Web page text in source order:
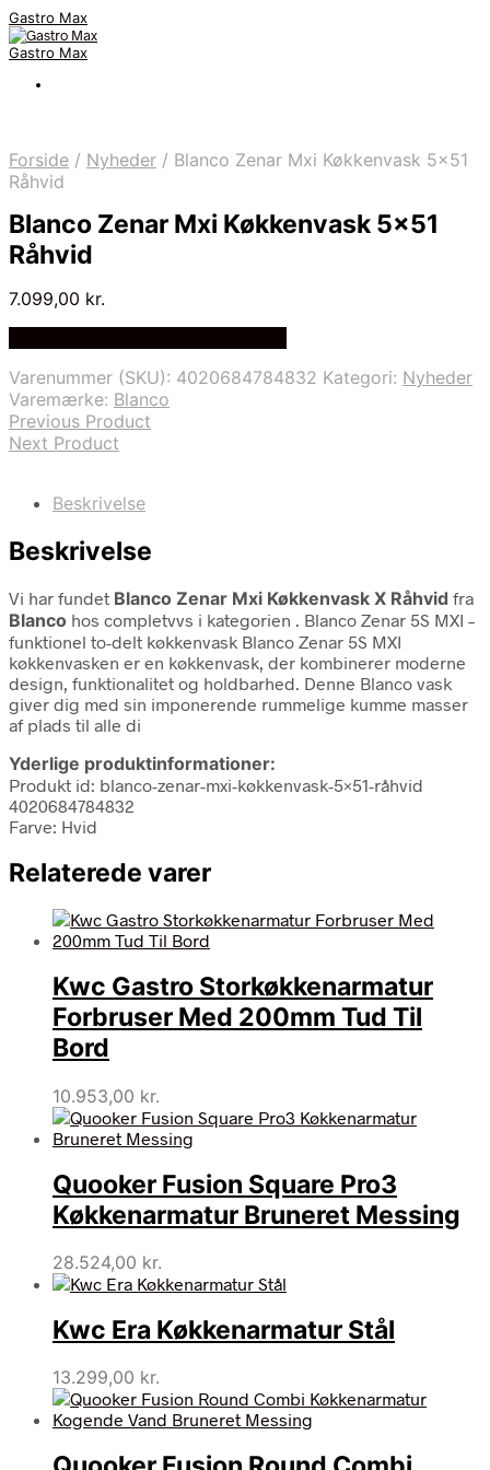
Gastro Max
Gastro Max
Forside / Nyheder / Blanco Zenar Mxi Køkkenvask 5×51
Råhvid
Blanco Zenar Mxi Køkkenvask 5×51
Råhvid
7.099,00 kr.
Varenummer (SKU): 4020684784832 Kategori: Nyheder
Varemærke: Blanco
Previous Product
Next Product
Beskrivelse
Beskrivelse
Vi har fundet Blanco Zenar Mxi Køkkenvask X Råhvid fra
Blanco hos completvvs i kategorien . Blanco Zenar 5S MXI –
funktionel to-delt køkkenvask Blanco Zenar 5S MXI
køkkenvasken er en køkkenvask, der kombinerer moderne
design, funktionalitet og holdbarhed. Denne Blanco vask
giver dig med sin imponerende rummelige kumme masser
af plads til alle di
Yderlige produktinformationer:
Produkt id: blanco-zenar-mxi-køkkenvask-5×51-råhvid
4020684784832
Farve: Hvid
Relaterede varer
Kwc Gastro Storkøkkenarmatur
Forbruser Med 200mm Tud Til
Bord
10.953,00 kr.
Quooker Fusion Square Pro3
Køkkenarmatur Bruneret Messing
28.524,00 kr.
Kwc Era Køkkenarmatur Stål
13.299,00 kr.